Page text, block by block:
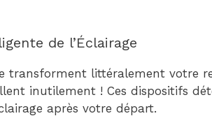
de l’Éclairage
transforment littéralement votre
inutilement ! Ces dispositifs
après votre départ.